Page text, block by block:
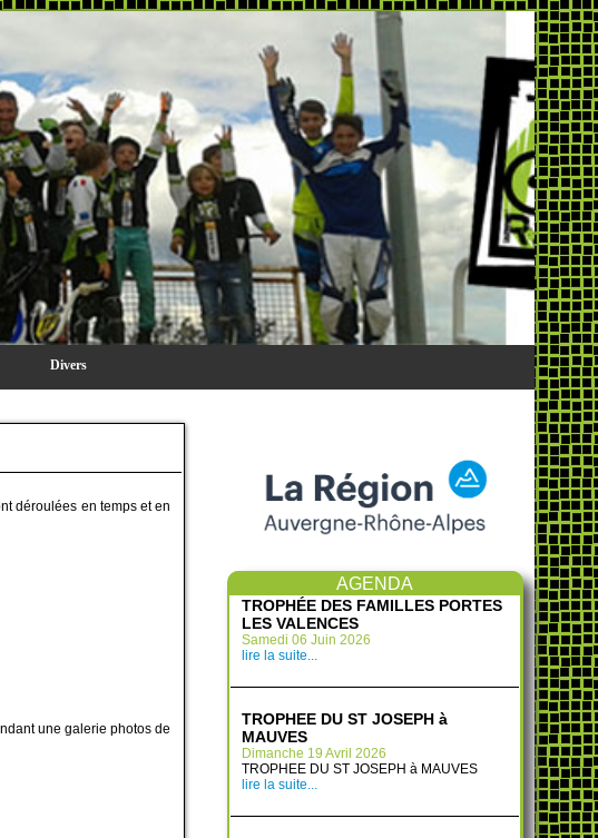
Divers
déroulées en temps et en
une galerie photos de
AGENDA
TROPHÉE DES FAMILLES PORTES
LES VALENCES
Samedi 06 Juin 2026
lire la suite...
TROPHEE DU ST JOSEPH à
MAUVES
Dimanche 19 Avril 2026
TROPHEE DU ST JOSEPH à MAUVES
lire la suite...